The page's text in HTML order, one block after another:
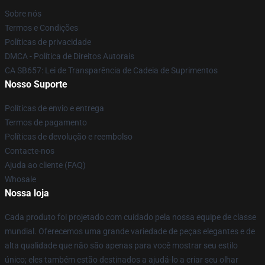
Sobre nós
Termos e Condições
Políticas de privacidade
DMCA - Política de Direitos Autorais
CA SB657: Lei de Transparência de Cadeia de Suprimentos
Nosso Suporte
Políticas de envio e entrega
Termos de pagamento
Políticas de devolução e reembolso
Contacte-nos
Ajuda ao cliente (FAQ)
Whosale
Nossa loja
Cada produto foi projetado com cuidado pela nossa equipe de classe
mundial. Oferecemos uma grande variedade de peças elegantes e de
alta qualidade que não são apenas para você mostrar seu estilo
único; eles também estão destinados a ajudá-lo a criar seu olhar